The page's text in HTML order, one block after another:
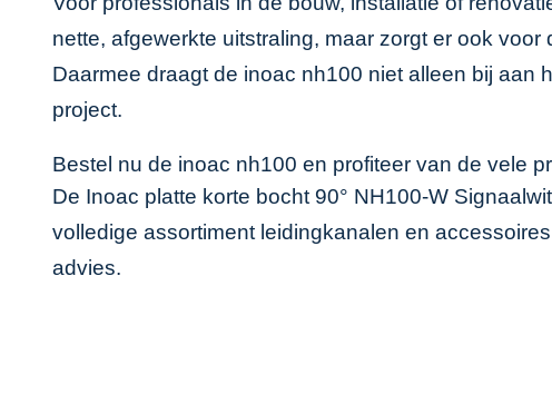
nette, afgewerkte uitstraling, maar zorgt er ook
Daarmee draagt de inoac nh100 niet alleen bij aan
project.
Bestel nu de inoac nh100 en profiteer van de vele
De Inoac platte korte bocht 90° NH100-W
volledige assortiment leidingkanalen en
advies.